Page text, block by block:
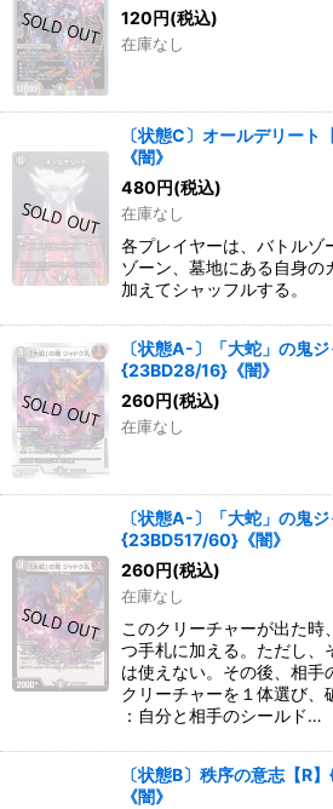
120 円(税込)
在庫なし
〔状態C〕オールデリー
《闇》
480 円(税込)
在庫なし
各プレイヤーは、バトルゾ
ゾーン、墓地にある自身の
加えてシャッフルする。
〔状態A-〕「大蛇」の鬼ジ
{23BD28/16}《闇》
260 円(税込)
在庫なし
〔状態A-〕「大蛇」の鬼ジ
{23BD517/60}《闇》
260 円(税込)
在庫なし
このクリーチャーが出た時
つ手札に加える。ただし、
は使えない。その後、相手
クリーチャーを１体選び、
：自分と相手のシールド…
〔状態B〕秩序の意志【R
《闇》